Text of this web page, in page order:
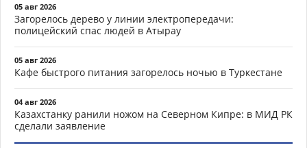
05 авг 2026
Загорелось дерево у линии электропередачи:
полицейский спас людей в Атырау
05 авг 2026
Кафе быстрого питания загорелось ночью в Туркестане
04 авг 2026
Казахстанку ранили ножом на Северном Кипре: в МИД РК
сделали заявление